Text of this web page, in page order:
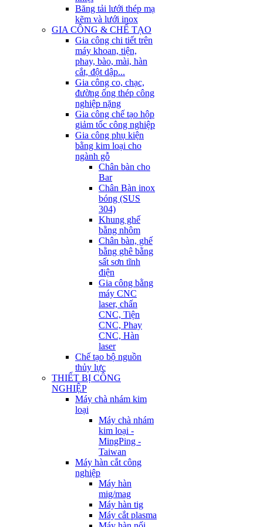
Băng tải lưới thép mạ
kẽm và lưới inox
GIA CÔNG & CHẾ TẠO
Gia công chi tiết trên
máy khoan, tiện,
phay, bào, mài, hàn
cắt, đột dập...
Gia công co, chạc,
đường ống thép công
nghiệp nặng
Gia công chế tạo hộp
giảm tốc công nghiệp
Gia công phụ kiện
bằng kim loại cho
ngành gỗ
Chân bàn cho
Bar
Chân Bàn inox
bóng (SUS
304)
Khung ghế
bằng nhôm
Chân bàn, ghế
bằng ghê bằng
sất sơn tĩnh
điện
Gia công bằng
máy CNC
laser, chấn
CNC, Tiện
CNC, Phay
CNC, Hàn
laser
Chế tạo bộ nguồn
thủy lực
THIẾT BỊ CÔNG
NGHIỆP
Máy chà nhám kim
loại
Máy chà nhám
kim loại -
MingPing -
Taiwan
Máy hàn cắt công
nghiệp
Máy hàn
mig/mag
Máy hàn tig
Máy cắt plasma